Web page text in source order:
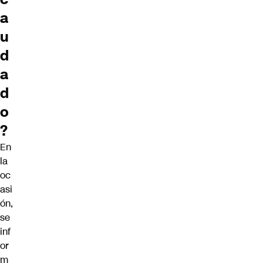
a
u
d
a
d
o
?
En
la
oc
asi
ón,
se
inf
or
m